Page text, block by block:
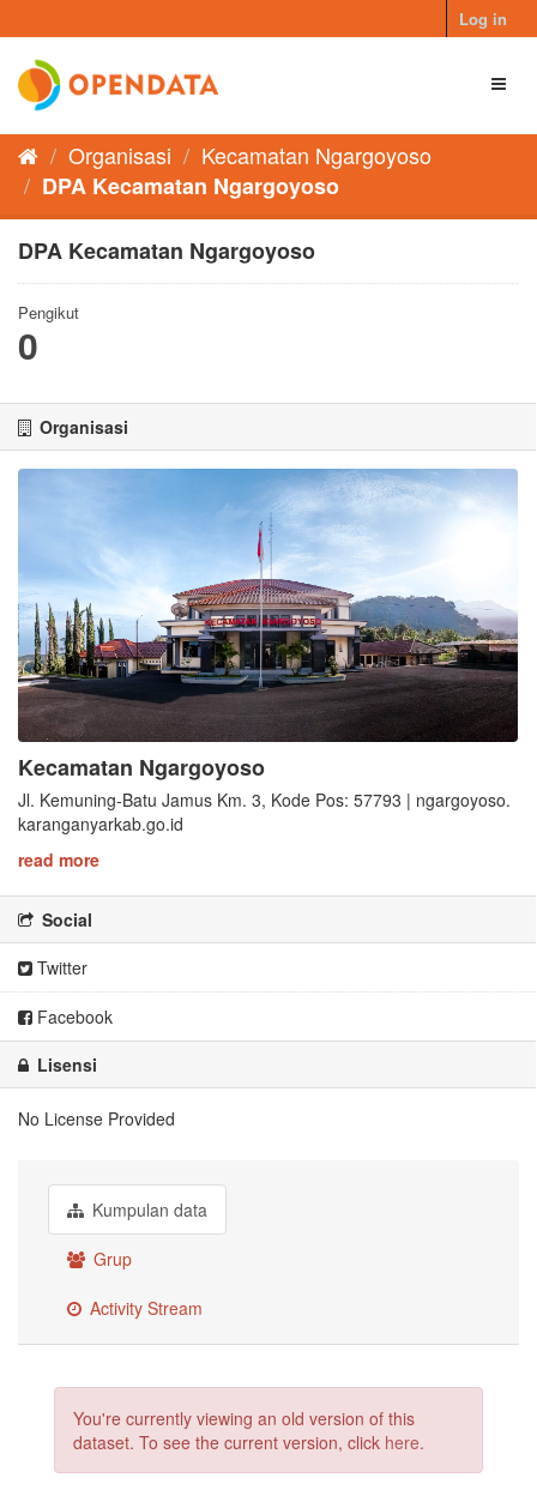
to
content
Log in
Organisasi
Kecamatan Ngargoyoso
DPA Kecamatan Ngargoyoso
DPA Kecamatan Ngargoyoso
Pengikut
0
Organisasi
Kecamatan Ngargoyoso
Jl. Kemuning-Batu Jamus Km. 3, Kode Pos: 57793 | ngargoyoso.
karanganyarkab.go.id
read more
Social
Twitter
Facebook
Lisensi
No License Provided
Kumpulan data
Grup
Activity Stream
You're currently viewing an old version of this
dataset. To see the current version, click here.